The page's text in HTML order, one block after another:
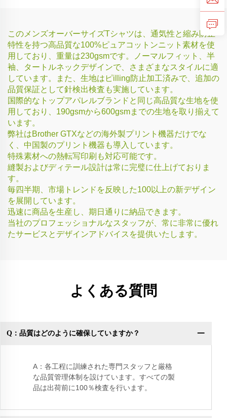
このメンズオーバーサイズTシャツは、通気性と縮み防止
特性を持つ高品質な100%ピュアコットンニット素材を使
用しており、重量は230gsmです。ノーマルフィット、半
袖、タートルネックデザインで、さまざまなスタイルに適
しています。また、生地はピilling防止加工済みで、追加の
品質保証として針検出検査も実施しています。
国際的なトップアパレルブランドと同じ高品質な生地を使
用しており、190gsmから600gsmまでの生地を取り揃えて
います。
弊社はBrother GTXなどの海外製プリント機器だけでな
く、中国製のプリント機器も導入しています。
特殊素材への熱転写印刷も対応可能です。
縫製およびディテール設計は常に完璧に仕上げておりま
す。
毎四半期、市場トレンドを反映した100以上の新デザイン
を展開しています。
迅速に商品を生産し、期日通りに納品できます。
当社のプロフェッショナルなスタッフが、常に非常に優れ
たサービスとデザインアドバイスを提供いたします。
よくある質問
Q：品質はどのように確保していますか？
A：各工程に訓練された専門スタッフと厳格
な品質管理体制を設けています。すべての製
品は出荷前に100％検査を行います。